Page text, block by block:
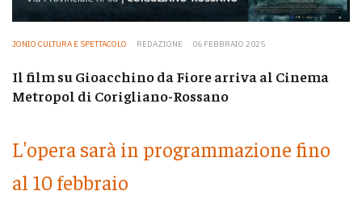
JONIO CULTURA E SPETTACOLO REDAZIONE 06 FEBBRAIO 2025
Il film su Gioacchino da Fiore arriva al Cinema
Metropol di Corigliano-Rossano
L'opera sarà in programmazione fino
al 10 febbraio